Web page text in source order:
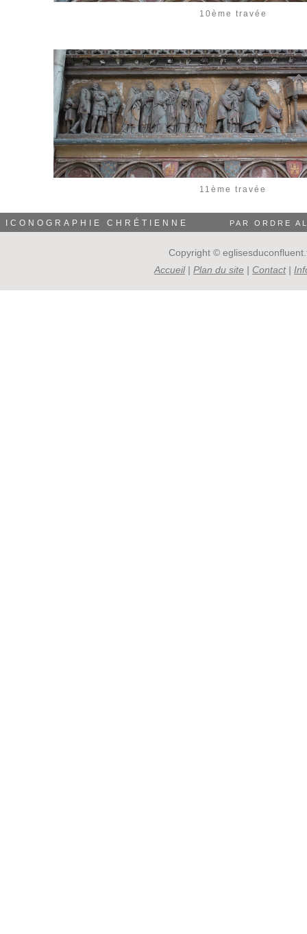
10ème travée
11ème travée
ICONOGRAPHIE CHRÉTIENNE PAR ORDRE
Copyright ©
Accueil| Plan du site | Contact|